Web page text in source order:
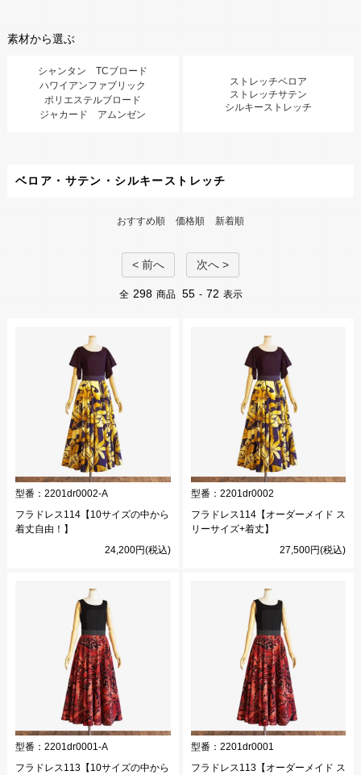
素材から選ぶ
シャンタン TCブロード
ハワイアンファブリック
ポリエステルブロード
ジャカード アムンゼン
ストレッチベロア
ストレッチサテン
シルキーストレッチ
ベロア・サテン・シルキーストレッチ
おすすめ順 価格順 新着順
< 前へ 次へ >
全 298 商品 55 - 72 表示
型番： 2201dr0002-A
フラドレス114【10サイズの中から
着丈自由！】
24,200円(税込)
型番： 2201dr0002
フラドレス114【オーダーメイド ス
リーサイズ+着丈】
27,500円(税込)
型番： 2201dr0001-A
フラドレス113【10サイズの中から
型番： 2201dr0001
フラドレス113【オーダーメイド ス